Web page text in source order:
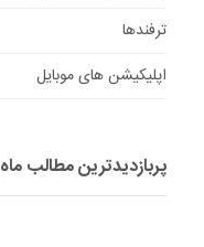
ترفندها
اپلیکیشن های موبایل
پربازدیدترین مطالب ماه